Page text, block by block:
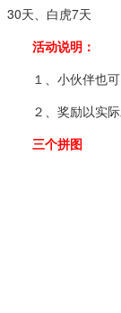
30天、白虎7天
活动说明：
１、小伙伴也可
２、奖励以实际
三个拼图